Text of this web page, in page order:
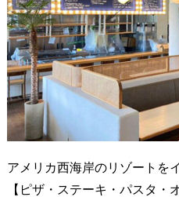
アメリカ西海岸のリゾートを
【ピザ・ステーキ・パスタ・